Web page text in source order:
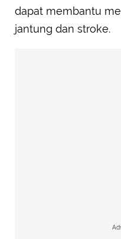
dapat membantu
jantung dan stroke.